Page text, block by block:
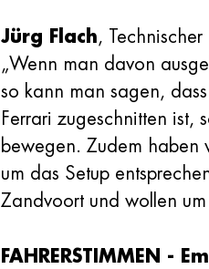
Jürg Flach,
„Wenn man davon
so kann man sagen,
Ferrari zugeschnitten ist,
bewegen. Zudem haben
um das Setup
Zandvoort und wollen
FAHRERSTIMMEN -